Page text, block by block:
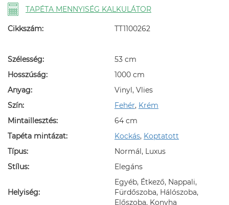
TAPÉTA MENNYISÉG KALKULÁTOR
Cikkszám: TT1100262
Szélesség:
53 cm
Hosszúság:
1000 cm
Anyag:
Vinyl, Vlies
Szín:
Fehér, Krém
Mintaillesztés:
64 cm
Tapéta mintázat:
Kockás, Koptatott
Típus:
Normál, Luxus
Stílus:
Elegáns
Helyiség:
Egyéb, Étkező, Nappali,
Fürdőszoba, Hálószoba,
Előszoba, Konyha